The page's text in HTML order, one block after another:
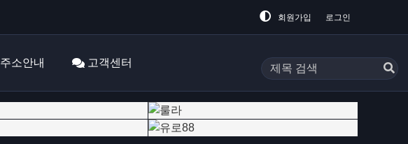
회원가입 로그인
주소안내 고객센터